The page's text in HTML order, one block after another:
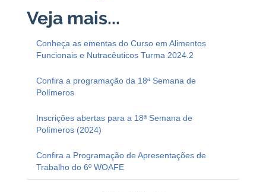
Conheça as ementas do Curso em Alimentos
Funcionais e Nutracêuticos Turma 2024.2
Confira a programação da 18ª Semana de
Polímeros
Inscrições abertas para a 18ª Semana de
Polímeros (2024)
Confira a Programação de Apresentações de
Trabalho do 6º WOAFE